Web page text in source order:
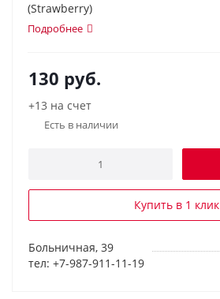
(Strawberry)
Подробнее
130 руб.
+13 на счет
Есть в наличии
Купить в 1 клик
Больничная, 39
тел: +7-987-911-11-19